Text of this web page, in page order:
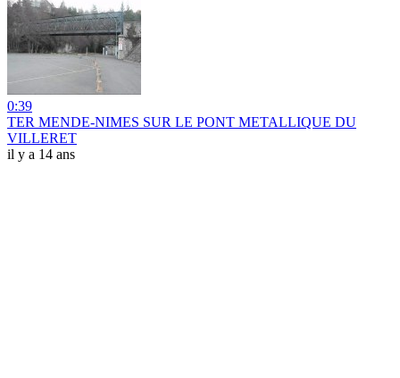
0:39
TER MENDE-NIMES SUR LE PONT METALLIQUE DU
VILLERET
il y a 14 ans